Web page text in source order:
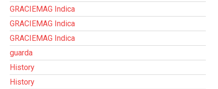
GRACIEMAG Indica
GRACIEMAG Indica
GRACIEMAG Indica
guarda
History
History